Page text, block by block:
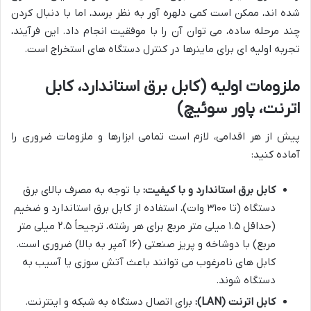
شده اند، ممکن است کمی دلهره آور به نظر برسد، اما با دنبال کردن
چند مرحله ساده، می توان آن را با موفقیت انجام داد. این فرآیند،
تجربه اولیه ای برای ماینرها در کنترل دستگاه های استخراج است.
ملزومات اولیه (کابل برق استاندارد، کابل
اترنت، پاور سوئیچ)
پیش از هر اقدامی، لازم است تمامی ابزارها و ملزومات ضروری را
آماده کنید:
کابل برق استاندارد و با کیفیت: با توجه به مصرف بالای برق
دستگاه (تا ۳۱۰۰ وات)، استفاده از کابل برق استاندارد و ضخیم
(حداقل ۱.۵ میلی متر مربع برای هر رشته، ترجیحاً ۲.۵ میلی متر
مربع) با دوشاخه و پریز صنعتی (۱۶ آمپر به بالا) ضروری است.
کابل های نامرغوب می توانند باعث آتش سوزی یا آسیب به
دستگاه شوند.
کابل اترنت (LAN):
برای اتصال دستگاه به شبکه و اینترنت.